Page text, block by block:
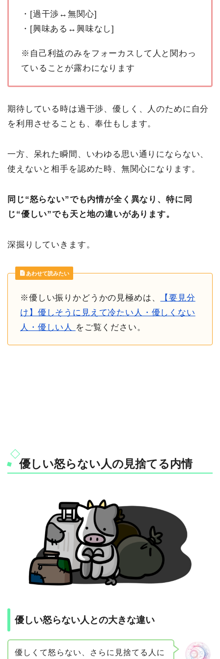
・[過干渉↔無関心]
・[興味ある↔興味なし]
※自己利益のみをフォーカスして人と関わっ
ていることが露わになります
期待している時は過干渉、優しく、人のために自分
を利用させることも、奉仕もします。
一方、呆れた瞬間、いわゆる思い通りにならない、
使えないと相手を認めた時、無関心になります。
同じ“怒らない”でも内情が全く異なり、特に同
じ“優しい”でも天と地の違いがあります。
深掘りしていきます。
あわせて読みたい
※優しい振りかどうかの見極めは、
【要見分
け】優しそうに見えて冷たい人・優しくない
人・優しい人
をご覧ください。
優しい怒らない人の見捨てる内情
優しい怒らない人との大きな違い
優しくて怒らない、さらに見捨てる人に